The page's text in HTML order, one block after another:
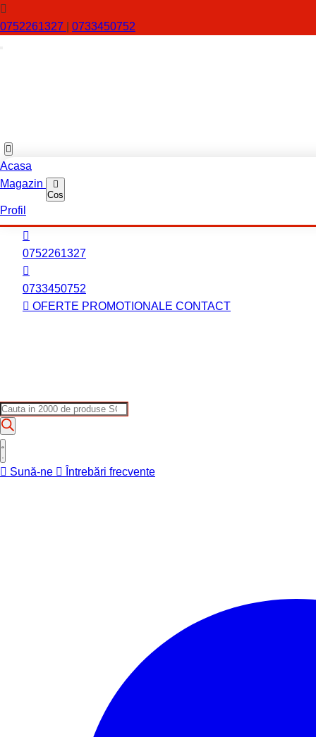
0752261327 0733450752
Acasa
Magazin
Cos
Profil
0752261327
0733450752
OFERTE PROMOTIONALE CONTACT
Products
search
Sună-ne Întrebări frecvente